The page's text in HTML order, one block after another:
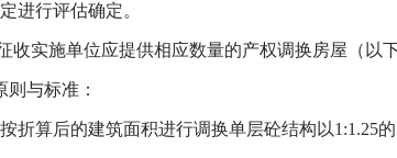
进行评估确定。
实施单位应提供相应数量的产权调换房屋（以下
与标准：
后的建筑面积进行调换单层砼结构以1:1.25的